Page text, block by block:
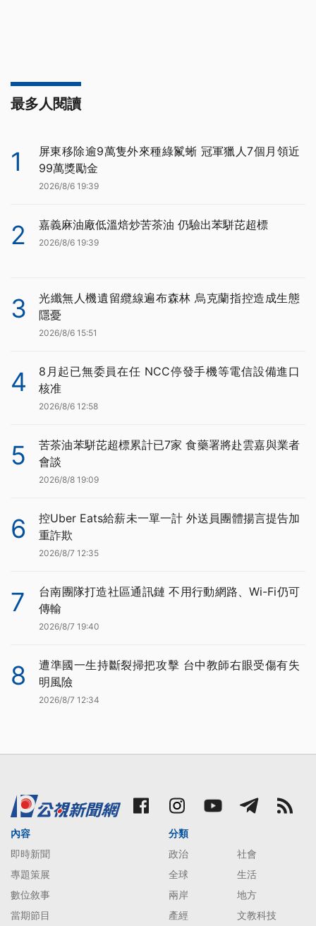
最多人閱讀
1
屏東移除逾9萬隻外來種綠鬣蜥 冠軍獵人7個月領近
99萬獎勵金
2026/8/6 19:39
2 嘉義麻油廠低溫焙炒苦茶油 仍驗出苯駢芘超標
2026/8/6 19:39
3
光纖無人機遺留纜線遍布森林 烏克蘭指控造成生態
隱憂
2026/8/6 15:51
4
8月起已無委員在任 NCC停發手機等電信設備進口
核准
2026/8/6 12:58
5
苦茶油苯駢芘超標累計已7家 食藥署將赴雲嘉與業者
會談
2026/8/8 19:09
6
控Uber Eats給薪未一單一計 外送員團體揚言提告加
重詐欺
2026/8/7 12:35
7
台南團隊打造社區通訊鏈 不用行動網路、Wi-Fi仍可
傳輸
2026/8/7 19:40
8
遭準國一生持斷裂掃把攻擊 台中教師右眼受傷有失
明風險
2026/8/7 12:34
內容
即時新聞
專題策展
數位敘事
當期節目
分類
政治
社會
全球
生活
兩岸
地方
產經
文教科技